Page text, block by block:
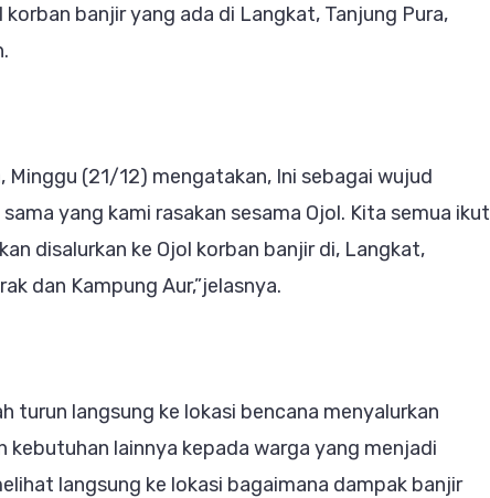
banjir yang ada di Langkat, Tanjung Pura,
(21/12) mengatakan, Ini sebagai wujud
yang kami rasakan sesama Ojol. Kita semua ikut
disalurkan ke Ojol korban banjir di, Langkat,
dan Kampung Aur,”jelasnya.
turun langsung ke lokasi bencana menyalurkan
lainnya kepada warga yang menjadi
langsung ke lokasi bagaimana dampak banjir